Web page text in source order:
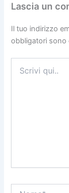
Lascia un
Il tuo indirizzo
obbligatori
qui..